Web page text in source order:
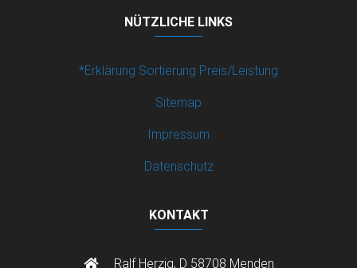
NÜTZLICHE LINKS
*Erklärung Sortierung Preis/Leistung
Sitemap
Impressum
Datenschutz
KONTAKT
Ralf Herzig, D 58708 Menden